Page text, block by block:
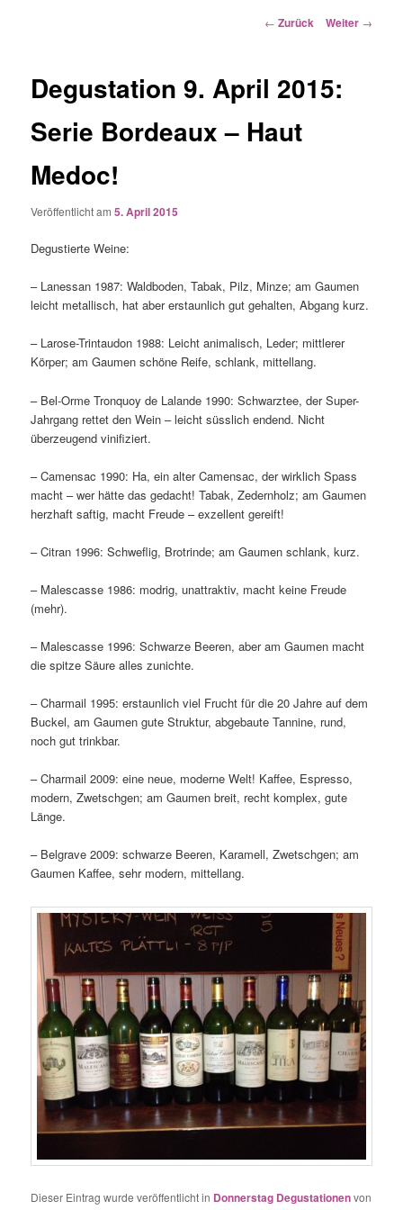
Beitrags-
← Zurück Weiter →
Degustation 9. April 2015:
Serie Bordeaux – Haut
Medoc!
Veröffentlicht am5. April 2015
Degustierte Weine:
– Lanessan 1987: Waldboden, Tabak, Pilz, Minze; am Gaumen
leicht metallisch, hat aber erstaunlich gut gehalten, Abgang kurz.
– Larose-Trintaudon 1988: Leicht animalisch, Leder; mittlerer
Körper; am Gaumen schöne Reife, schlank, mittellang.
– Bel-Orme Tronquoy de Lalande 1990: Schwarztee, der Super-
Jahrgang rettet den Wein – leicht süsslich endend. Nicht
überzeugend vinifiziert.
– Camensac 1990: Ha, ein alter Camensac, der wirklich Spass
macht – wer hätte das gedacht! Tabak, Zedernholz; am Gaumen
herzhaft saftig, macht Freude – exzellent gereift!
– Citran 1996: Schweflig, Brotrinde; am Gaumen schlank, kurz.
– Malescasse 1986: modrig, unattraktiv, macht keine Freude
(mehr).
– Malescasse 1996: Schwarze Beeren, aber am Gaumen macht
die spitze Säure alles zunichte.
– Charmail 1995: erstaunlich viel Frucht für die 20 Jahre auf dem
Buckel, am Gaumen gute Struktur, abgebaute Tannine, rund,
noch gut trinkbar.
– Charmail 2009: eine neue, moderne Welt! Kaffee, Espresso,
modern, Zwetschgen; am Gaumen breit, recht komplex, gute
Länge.
– Belgrave 2009: schwarze Beeren, Karamell, Zwetschgen; am
Gaumen Kaffee, sehr modern, mittellang.
Dieser Eintrag wurde veröffentlicht in Donnerstag Degustationenvon